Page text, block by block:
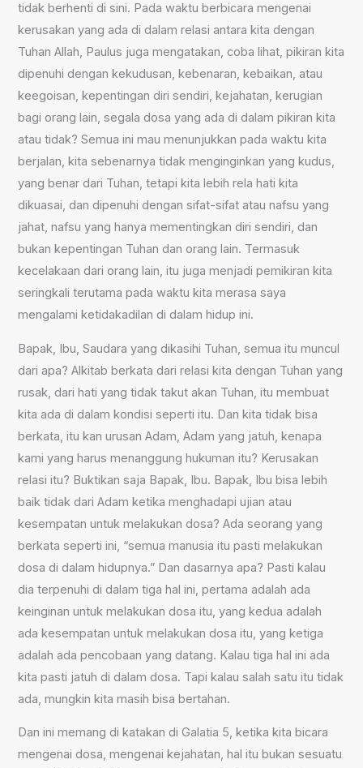
tidak berhenti di sini. Pada waktu berbicara mengenai
kerusakan yang ada di dalam relasi antara kita dengan
Tuhan Allah, Paulus juga mengatakan, coba lihat, pikiran kita
dipenuhi dengan kekudusan, kebenaran, kebaikan, atau
keegoisan, kepentingan diri sendiri, kejahatan, kerugian
bagi orang lain, segala dosa yang ada di dalam pikiran kita
atau tidak? Semua ini mau menunjukkan pada waktu kita
berjalan, kita sebenarnya tidak menginginkan yang kudus,
yang benar dari Tuhan, tetapi kita lebih rela hati kita
dikuasai, dan dipenuhi dengan sifat-sifat atau nafsu yang
jahat, nafsu yang hanya mementingkan diri sendiri, dan
bukan kepentingan Tuhan dan orang lain. Termasuk
kecelakaan dari orang lain, itu juga menjadi pemikiran kita
seringkali terutama pada waktu kita merasa saya
mengalami ketidakadilan di dalam hidup ini.
Bapak, Ibu, Saudara yang dikasihi Tuhan, semua itu muncul
dari apa? Alkitab berkata dari relasi kita dengan Tuhan yang
rusak, dari hati yang tidak takut akan Tuhan, itu membuat
kita ada di dalam kondisi seperti itu. Dan kita tidak bisa
berkata, itu kan urusan Adam, Adam yang jatuh, kenapa
kami yang harus menanggung hukuman itu? Kerusakan
relasi itu? Buktikan saja Bapak, Ibu. Bapak, Ibu bisa lebih
baik tidak dari Adam ketika menghadapi ujian atau
kesempatan untuk melakukan dosa? Ada seorang yang
berkata seperti ini, “semua manusia itu pasti melakukan
dosa di dalam hidupnya.” Dan dasarnya apa? Pasti kalau
dia terpenuhi di dalam tiga hal ini, pertama adalah ada
keinginan untuk melakukan dosa itu, yang kedua adalah
ada kesempatan untuk melakukan dosa itu, yang ketiga
adalah ada pencobaan yang datang. Kalau tiga hal ini ada
kita pasti jatuh di dalam dosa. Tapi kalau salah satu itu tidak
ada, mungkin kita masih bisa bertahan.
Dan ini memang di katakan di Galatia 5, ketika kita bicara
mengenai dosa, mengenai kejahatan, hal itu bukan sesuatu